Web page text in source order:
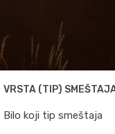
VRSTA (TIP)
Bilo koji tip smeštaja